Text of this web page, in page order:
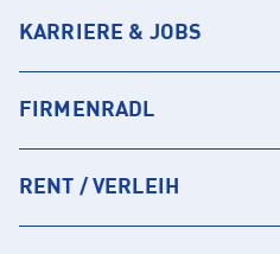
KARRIERE & JOBS
FIRMENRADL
RENT / VERLEIH